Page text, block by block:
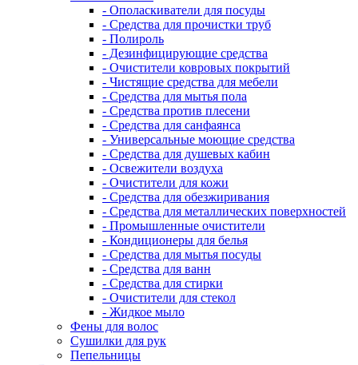
- Ополаскиватели для посуды
- Средства для прочистки труб
- Полироль
- Дезинфицирующие средства
- Очистители ковровых покрытий
- Чистящие средства для мебели
- Средства для мытья пола
- Средства против плесени
- Средства для санфаянса
- Универсальные моющие средства
- Средства для душевых кабин
- Освежители воздуха
- Очистители для кожи
- Средства для обезжиривания
- Средства для металлических поверхностей
- Промышленные очистители
- Кондиционеры для белья
- Средства для мытья посуды
- Средства для ванн
- Средства для стирки
- Очистители для стекол
- Жидкое мыло
Фены для волос
Сушилки для рук
Пепельницы